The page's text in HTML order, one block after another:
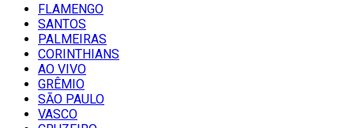
FLAMENGO
SANTOS
PALMEIRAS
CORINTHIANS
AO VIVO
GRÊMIO
SĀO PAULO
VASCO